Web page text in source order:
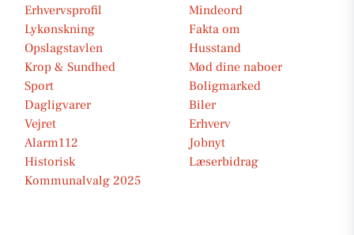
Erhvervsprofil
Mindeord
Lykønskning
Fakta om
Opslagstavlen
Husstand
Krop & Sundhed
Mød dine naboer
Sport
Boligmarked
Dagligvarer
Biler
Vejret
Erhverv
Alarm112
Jobnyt
Historisk
Læserbidrag
Kommunalvalg 2025